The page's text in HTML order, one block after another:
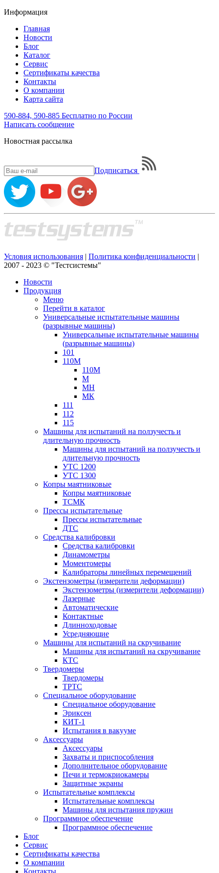
Информация
Главная
Новости
Блог
Каталог
Сервис
Сертификаты качества
Контакты
О компании
Карта сайта
590-884, 590-885 Бесплатно по России
Написать сообщение
Новостная рассылка
Подписаться
Условия использования | Политика конфиденциальности |
2007 - 2023 © "Тестсистемы"
Новости
Продукция
Меню
Перейти в каталог
Универсальные испытательные машины
(разрывные машины)
Универсальные испытательные машины
(разрывные машины)
101
110М
110М
М
МН
МК
111
112
115
Машины для испытаний на ползучесть и
длительную прочность
Машины для испытаний на ползучесть и
длительную прочность
УТС 1200
УТС 1300
Копры маятниковые
Копры маятниковые
ТСМК
Прессы испытательные
Прессы испытательные
ДТС
Средства калибровки
Средства калибровки
Динамометры
Моментомеры
Калибраторы линейных перемещений
Экстензометры (измерители деформации)
Экстензометры (измерители деформации)
Лазерные
Автоматические
Контактные
Длинноходовые
Усредняющие
Машины для испытаний на скручивание
Машины для испытаний на скручивание
КТС
Твердомеры
Твердомеры
ТРТС
Специальное оборудование
Специальное оборудование
Эриксен
КИТ-1
Испытания в вакууме
Аксессуары
Аксессуары
Захваты и приспособления
Дополнительное оборудование
Печи и термокриокамеры
Защитные экраны
Испытательные комплексы
Испытательные комплексы
Машины для испытания пружин
Программное обеспечение
Программное обеспечение
Блог
Сервис
Сертификаты качества
О компании
Контакты